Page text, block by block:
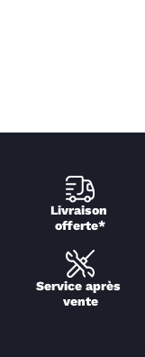
Livraison
offerte*
Service après
vente